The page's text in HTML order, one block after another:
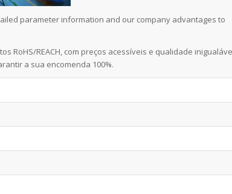
parameter information and our company advantages to
RoHS/REACH, com preços acessíveis e qualidade
a sua encomenda 100%.